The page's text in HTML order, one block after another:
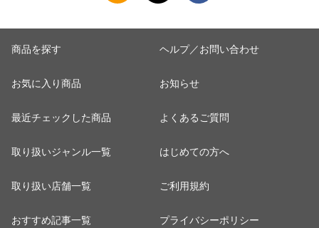
商品を探す
お気に入り商品
最近チェックした商品
取り扱いジャンル一覧
取り扱い店舗一覧
おすすめ記事一覧
ヘルプ／お問い合わせ
お知らせ
よくあるご質問
はじめての方へ
ご利用規約
プライバシーポリシー